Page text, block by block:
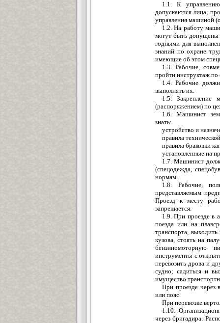
1.1. К
допускаются лица,
управления машиной
1.2. На работу
могут быть допущены
годными для
знаний по охране
имеющие об этом
1.3. Рабочие,
пройти инструктаж
1.4. Рабочие
выполнять их.
1.5. Закрепление
(распоряжением) по
1.6. Машинист
знать:
устройство и
правила
правила браковки
установленные на
1.7. Машинист
(спецодежда,
нормам.
1.8. Рабочие,
представляемым
Проезд к месту
запрещается.
1.9. При проезде в
поезда или на
транспорта,
кузова, стоять на
бензиномоторную
инструменты с
перевозить дрова и
судно; садиться и
имущество
При проезде через
или пояс.
При перевозке
1.10.
через бригадира.